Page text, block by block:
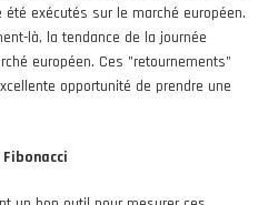
exécutés sur le marché européen.
là, la tendance de la journée
européen. Ces "retournements"
opportunité de prendre une